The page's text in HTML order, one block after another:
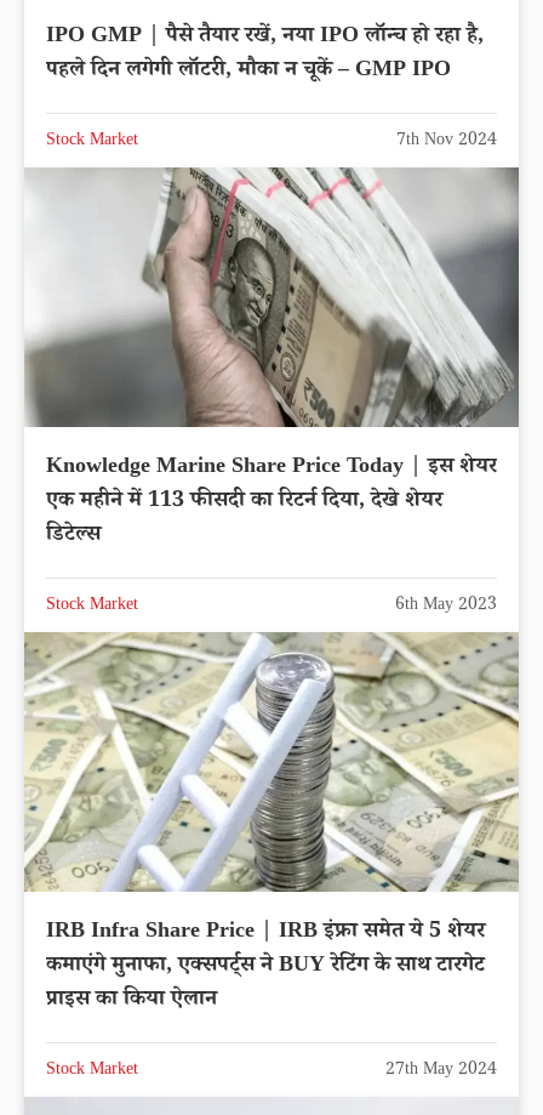
IPO GMP | पैसे तैयार रखें, नया IPO लॉन्च हो रहा है,
पहले दिन लगेगी लॉटरी, मौका न चूकें – GMP IPO
Stock Market 7th Nov 2024
Knowledge Marine Share Price Today | इस शेयर
एक महीने में 113 फीसदी का रिटर्न दिया, देखे शेयर
डिटेल्स
Stock Market 6th May 2023
IRB Infra Share Price | IRB इंफ्रा समेत ये 5 शेयर
कमाएंगे मुनाफा, एक्सपर्ट्स ने BUY रेटिंग के साथ टारगेट
प्राइस का किया ऐलान
Stock Market 27th May 2024